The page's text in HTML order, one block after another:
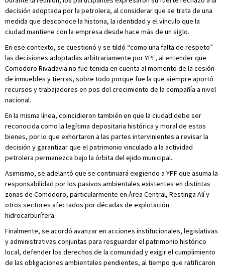
decisión adoptada por la petrolera, al considerar que se trata de una
medida que desconoce la historia, la identidad y el vínculo que la
ciudad mantiene con la empresa desde hace más de un siglo.
En ese contexto, se cuestionó y se tildó “como una falta de respeto”
las decisiones adoptadas arbitrariamente por YPF, al entender que
Comodoro Rivadavia no fue tenida en cuenta al momento de la cesión
de inmuebles y tierras, sobre todo porque fue la que siempre aportó
recursos y trabajadores en pos del crecimiento de la compañía a nivel
nacional.
En la misma línea, coincidieron también en que la ciudad debe ser
reconocida como la legítima depositaria histórica y moral de estos
bienes, por lo que exhortaron a las partes intervinientes a revisar la
decisión y garantizar que el patrimonio vinculado a la actividad
petrolera permanezca bajo la órbita del ejido municipal.
Asimismo, se adelantó que se continuará exigiendo a YPF que asuma la
responsabilidad por los pasivos ambientales existentes en distintas
zonas de Comodoro, particularmente en Área Central, Restinga Alí y
otros sectores afectados por décadas de explotación
hidrocarburífera.
Finalmente, se acordó avanzar en acciones institucionales, legislativas
y administrativas conjuntas para resguardar el patrimonio histórico
local, defender los derechos de la comunidad y exigir el cumplimiento
de las obligaciones ambientales pendientes, al tiempo que ratificaron